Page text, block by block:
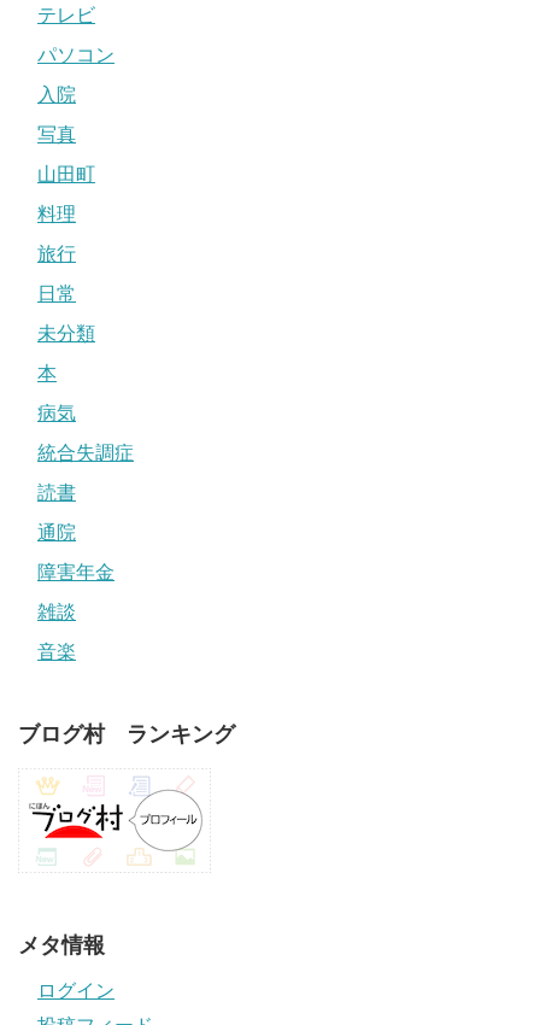
テレビ
パソコン
入院
写真
山田町
料理
旅行
日常
未分類
本
病気
統合失調症
読書
通院
障害年金
雑談
音楽
ブログ村 ランキング
メタ情報
ログイン